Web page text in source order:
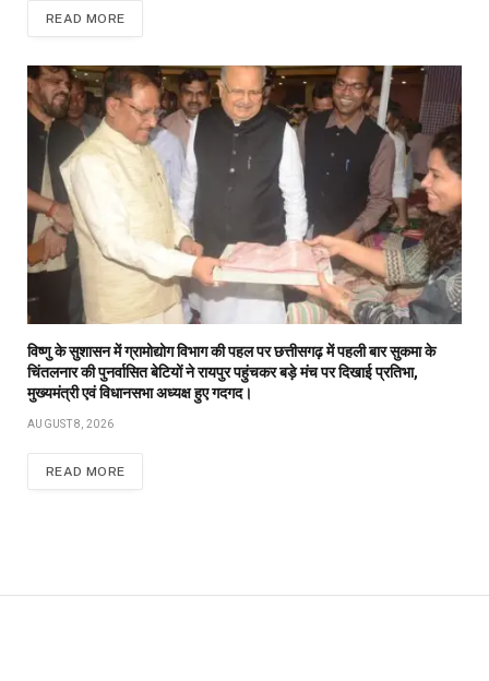
READ MORE
विष्णु के सुशासन में ग्रामोद्योग विभाग की पहल पर छत्तीसगढ़ में पहली बार सुकमा के
चिंतलनार की पुनर्वासित बेटियों ने रायपुर पहुंचकर बड़े मंच पर दिखाई प्रतिभा,
मुख्यमंत्री एवं विधानसभा अध्यक्ष हुए गदगद।
AUGUST 8, 2026
READ MORE